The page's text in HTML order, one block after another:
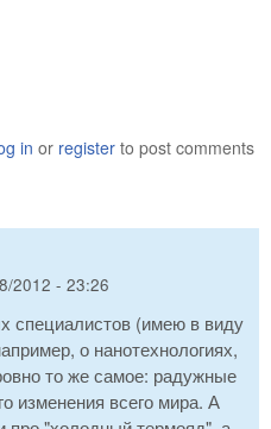
in or register to post comments
2012 - 23:26
специалистов (имею в виду
о нанотехнологиях,
то же самое: радужные
изменения всего мира. А